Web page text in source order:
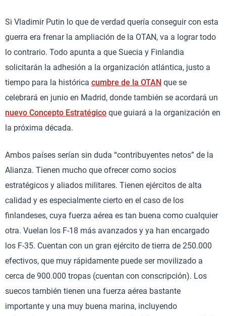
Si Vladimir Putin lo que de verdad quería conseguir con esta
guerra era frenar la ampliación de la OTAN, va a lograr todo
lo contrario. Todo apunta a que Suecia y Finlandia
solicitarán la adhesión a la organización atlántica, justo a
tiempo para la histórica cumbre de la OTAN que se
celebrará en junio en Madrid, donde también se acordará un
nuevo Concepto Estratégico que guiará a la organización en
la próxima década.
Ambos países serían sin duda “contribuyentes netos” de la
Alianza. Tienen mucho que ofrecer como socios
estratégicos y aliados militares. Tienen ejércitos de alta
calidad y es especialmente cierto en el caso de los
finlandeses, cuya fuerza aérea es tan buena como cualquier
otra. Vuelan los F-18 más avanzados y ya han encargado
los F-35. Cuentan con un gran ejército de tierra de 250.000
efectivos, que muy rápidamente puede ser movilizado a
cerca de 900.000 tropas (cuentan con conscripción). Los
suecos también tienen una fuerza aérea bastante
importante y una muy buena marina, incluyendo